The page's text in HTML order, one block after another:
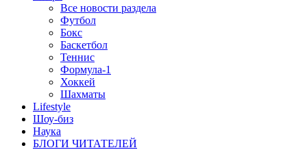
Все новости раздела
Футбол
Бокс
Баскетбол
Теннис
Формула-1
Хоккей
Шахматы
Lifestyle
Шоу-биз
Наука
БЛОГИ ЧИТАТЕЛЕЙ